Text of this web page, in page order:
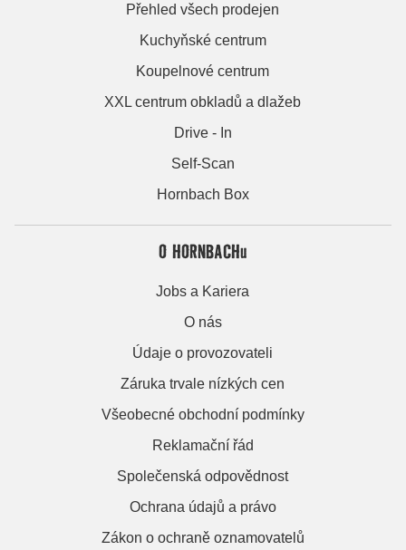
Přehled všech prodejen
Kuchyňské centrum
Koupelnové centrum
XXL centrum obkladů a dlažeb
Drive - In
Self-Scan
Hornbach Box
O HORNBACHu
Jobs a Kariera
O nás
Údaje o provozovateli
Záruka trvale nízkých cen
Všeobecné obchodní podmínky
Reklamační řád
Společenská odpovědnost
Ochrana údajů a právo
Zákon o ochraně oznamovatelů